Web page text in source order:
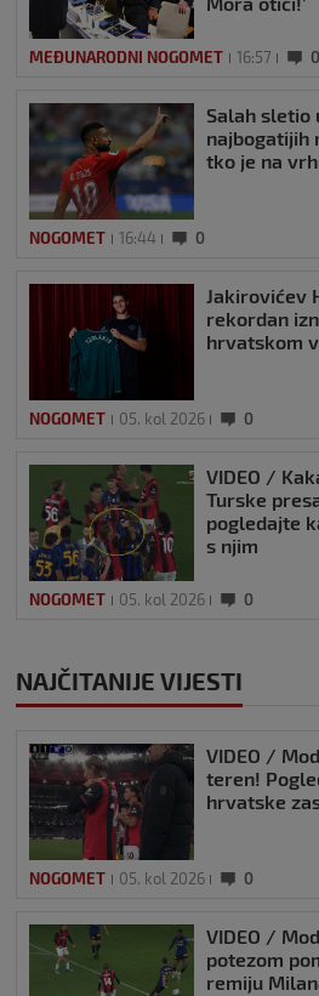
MEĐUNARODNI NOGOMET 16:57 0
Salah sletio
najbogatijih
tko je na
NOGOMET 16:44 0
Jakirovićev
rekordan
hrvatskom
NOGOMET 05. kol 2026 0
VIDEO /
Turske
pogledajte
s njim
NOGOMET 05. kol 2026 0
NAJČITANIJE VIJESTI
VIDEO /
teren!
hrvatske
NOGOMET 05. kol 2026 0
VIDEO /
potezom
remiju